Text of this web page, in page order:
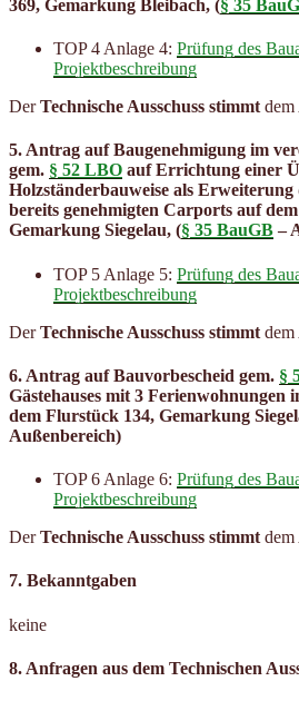
369, Gemarkung Bleibach, (§ 35
TOP 4 Anlage 4: Prüfung des
Projektbeschreibung
DerTechnische Ausschuss stimmt dem
5. Antrag auf Baugenehmigung im
gem. § 52 LBO auf Errichtung einer
Holzständerbauweise als Erweiterung
bereits genehmigten Carports auf
Gemarkung Siegelau, (§ 35 BauGB–
TOP 5 Anlage 5: Prüfung des
Projektbeschreibung
DerTechnische Ausschuss stimmt dem
6. Antrag auf Bauvorbescheid gem. §
Gästehauses mit 3 Ferienwohnungen
dem Flurstück 134, Gemarkung
Außenbereich)
TOP 6 Anlage 6: Prüfung des
Projektbeschreibung
DerTechnische Ausschuss stimmt dem
7. Bekanntgaben
keine
8. Anfragen aus dem Technischen